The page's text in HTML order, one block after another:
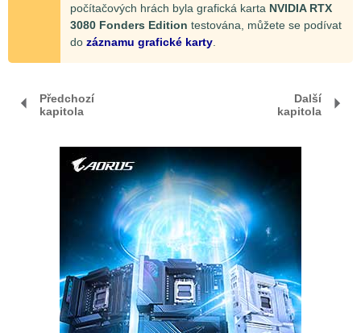
počítačových hrách byla grafická karta NVIDIA RTX
3080 Fonders Edition testována, můžete se podívat
do záznamu grafické karty
Předchozí
kapitola
Další
kapitola